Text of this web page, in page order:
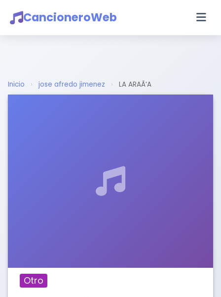
CancioneroWeb
Inicio › jose afredo jimenez › LA ARAÃ‘A
Otro